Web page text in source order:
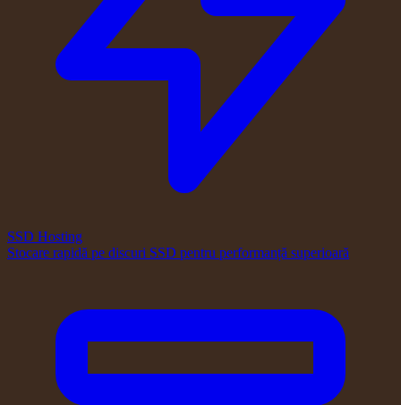
SSD Hosting
Stocare rapidă pe discuri SSD pentru performanță superioară